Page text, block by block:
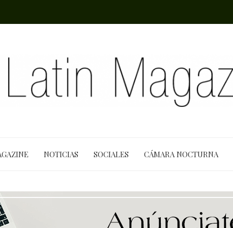
NOTICIAS SOCIALES CÁMARA NOCTURNA